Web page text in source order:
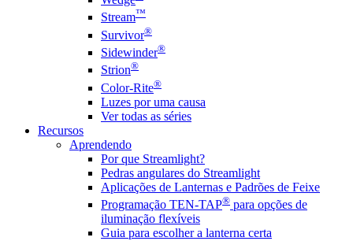
Stream™
Survivor®
Sidewinder®
Strion®
Color-Rite®
Luzes por uma causa
Ver todas as séries
Recursos
Aprendendo
Por que Streamlight?
Pedras angulares do Streamlight
Aplicações de Lanternas e Padrões de Feixe
Programação TEN-TAP® para opções de
iluminação flexíveis
Guia para escolher a lanterna certa